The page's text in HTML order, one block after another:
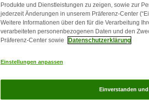
Produkte und Dienstleistungen zu zeigen, sowie zur
jederzeit Änderungen in unserem Präferenz-Center
Weitere Informationen über den für die Verarbeitung
verarbeiteten personenbezogenen Daten und den
Präferenz-Center sowie
Datenschutzerklärung
Einstellungen anpassen
Einverstanden